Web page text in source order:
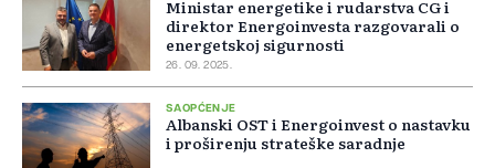
Ministar energetike i rudarstva CG i
direktor Energoinvesta razgovarali o
energetskoj sigurnosti
26. 09. 2025.
SAOPĆENJE
Albanski OST i Energoinvest o nastavku
i proširenju strateške saradnje